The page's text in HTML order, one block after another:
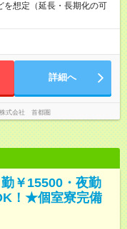
想定（延長・長期化の可
詳細へ
式会社 首都圏
￥15500・夜勤
！★個室寮完備